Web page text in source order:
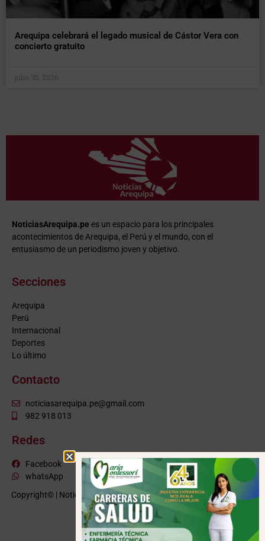
Arequipa celebrará el legado musical de Cástor Vera con
concierto gratuito
julio 30, 2026
NoticiasArequipa.pe es un espacio para los principales
acontecimientos de Arequipa, el Perú y el mundo, con el
entusiasmo de un periodismo joven y objetivo.
Secciones
Arequipa
Perú
Internacional
Deportes
Lo último
Contacto
noticiasarequipa.pe@gmail.com
982 918 013
Redes
Facebook
whatsApp
Copyright© | NoticiasArequipa.pe | Grupo HBA Noticias| Todos los
derechos reservados
VISITE TAMBIÉN